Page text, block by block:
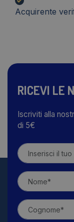
Acquirente
RICEVI LE
Iscriviti alla
di 5€